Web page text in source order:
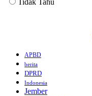
Tidak Tahu
APBD
berita
DPRD
Indonesia
Jember